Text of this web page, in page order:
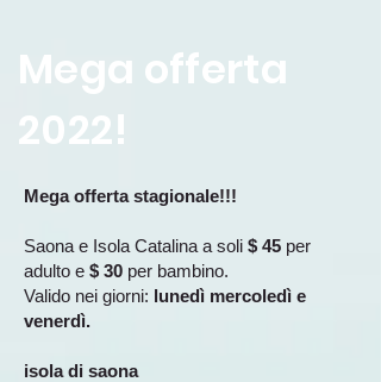
Mega offerta
2022!
Mega offerta stagionale!!!
Saona e Isola Catalina a soli $ 45 per
adulto e $ 30 per bambino.
Valido nei giorni: lunedì mercoledì e
venerdì.
isola di saona